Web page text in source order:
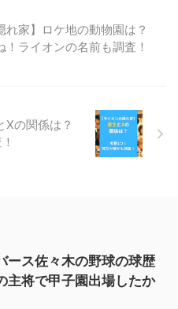
れ家】ロケ地の動物園は？
！ライオンの名前も調査！
Xの関係は？
ース佐々木の野球の球歴
主将で甲子園出場したか